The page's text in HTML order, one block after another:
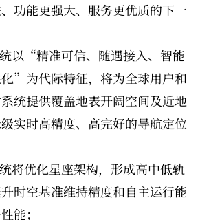
功能更强大、服务更优质的下一
以“精准可信、随遇接入、智能
”为代际特征，将为全球用户和
统提供覆盖地表开阔空间及近地
实时高精度、高完好的导航定位
将优化星座架构，形成高中低轨
时空基准维持精度和自主运行能
能；